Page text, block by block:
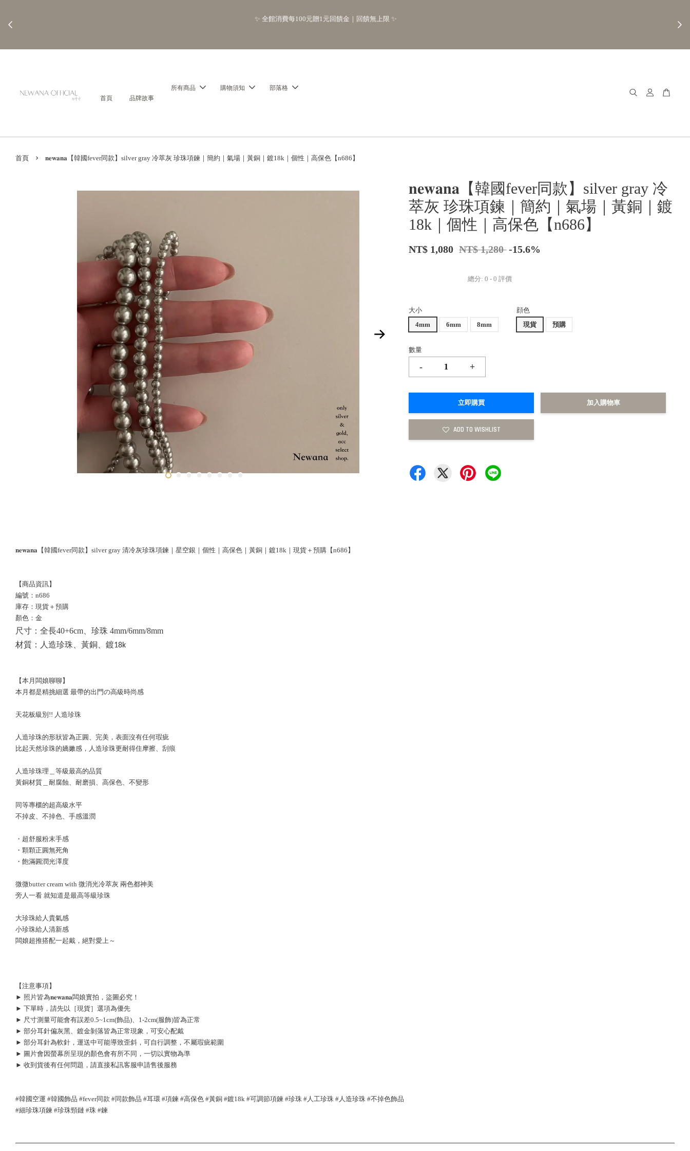
        【分享購物評價💬】贈$30元購物金
首頁 品牌故事
所有商品 購物須知 部落格
首頁 › 𝐧𝐞𝐰𝐚𝐧𝐚【韓國fever同款】silver gray 冷萃灰 珍珠項鍊｜簡約｜氣場｜黃銅｜鍍18k｜個性｜高保色【n686】
𝐧𝐞𝐰𝐚𝐧𝐚【韓國fever同款】silver gray 冷
萃灰 珍珠項鍊｜簡約｜氣場｜黃銅｜鍍
18k｜個性｜高保色【n686】
NT$ 1,080 NT$ 1,280 -15.6%
總分:0 -0 評價
大小
4mm
6mm 8mm
顔色
現貨
預購
數量
- +
立即購買 加入購物車
ADD TO WISHLIST
𝐧𝐞𝐰𝐚𝐧𝐚【韓國fever同款】silver gray 清冷灰珍珠項鍊｜星空銀｜個性｜高保色｜黃銅｜鍍18k｜現貨＋預購【n686】
【商品資訊】
編號：n686
庫存：現貨＋預購
顏色：金
尺寸：全長40+6cm、珍珠 4mm/6mm/8mm
材質： 人造珍珠、黃銅、鍍18k
【本月闆娘聊聊】
本月都是精挑細選 最帶的出門の高級時尚感
天花板級別!! 人造珍珠
人造珍珠的形狀皆為正圓、完美，表面沒有任何瑕疵
比起天然珍珠的嬌嫩感，人造珍珠更耐得住摩擦、刮痕
人造珍珠理＿等級最高的品質
黃銅材質＿耐腐蝕、耐磨損、高保色、不變形
同等專櫃的超高級水平
不掉皮、不掉色、手感溫潤
・超舒服粉末手感
・顆顆正圓無死角
・飽滿圓潤光澤度
微微butter cream with 微消光冷萃灰 兩色都神美
旁人一看 就知道是最高等級珍珠
大珍珠給人貴氣感
小珍珠給人清新感
闆娘超推搭配一起戴，絕對愛上～
【注意事項】
► 照片皆為𝐧𝐞𝐰𝐚𝐧𝐚闆娘實拍，盜圖必究！
► 下單時，請先以［現貨］選項為優先
► 尺寸測量可能會有誤差0.5~1cm(飾品)、1-2cm(服飾)皆為正常
► 部分耳針偏灰黑、鍍金剝落皆為正常現象，可安心配戴
► 部分耳針為軟針，運送中可能導致歪斜，可自行調整，不屬瑕疵範圍
► 圖片會因螢幕所呈現的顏色會有所不同，一切以實物為準
► 收到貨後有任何問題，請直接私訊客服申請售後服務
#韓國空運 #韓國飾品 #fever同款 #同款飾品 #耳環 #項鍊 #高保色 #黃銅 #鍍18k #可調節項鍊 #珍珠 #人工珍珠 #人造珍珠 #不掉色飾品
#細珍珠項鍊 #珍珠頸鏈 #珠 #鍊